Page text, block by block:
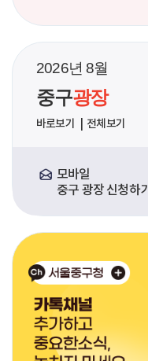
2026년 8월
중구광장
바로보기 전체보기
모바일
중구 광장 신청하기